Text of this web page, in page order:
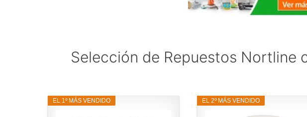
Selección de Repuestos Nortline
EL 1º MÁS VENDIDO EL 2º MÁS VENDIDO